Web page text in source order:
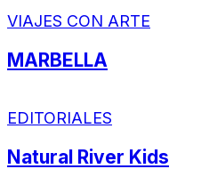
VIAJES CON ARTE
MARBELLA
EDITORIALES
Natural River Kids